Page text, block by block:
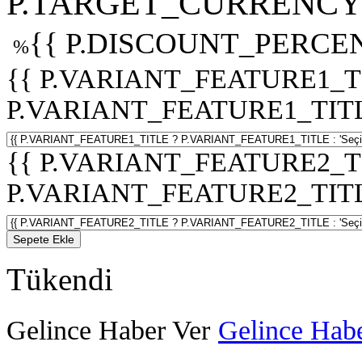
%{{
{{
{{
Sepete Ekle
Tükendi
Gelince Haber Ver Gelince